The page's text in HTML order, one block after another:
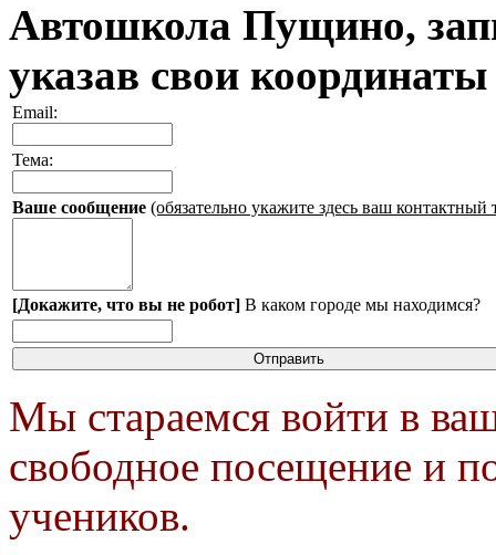
Автошкола Пущино,
указав свои
Email:
Тема:
Ваше сообщение (обязательно укажите здесь ваш контактный
[Докажите, что вы не робот] В каком городе мы находимся?
Мы стараемся войти в
свободное посещение и
учеников.